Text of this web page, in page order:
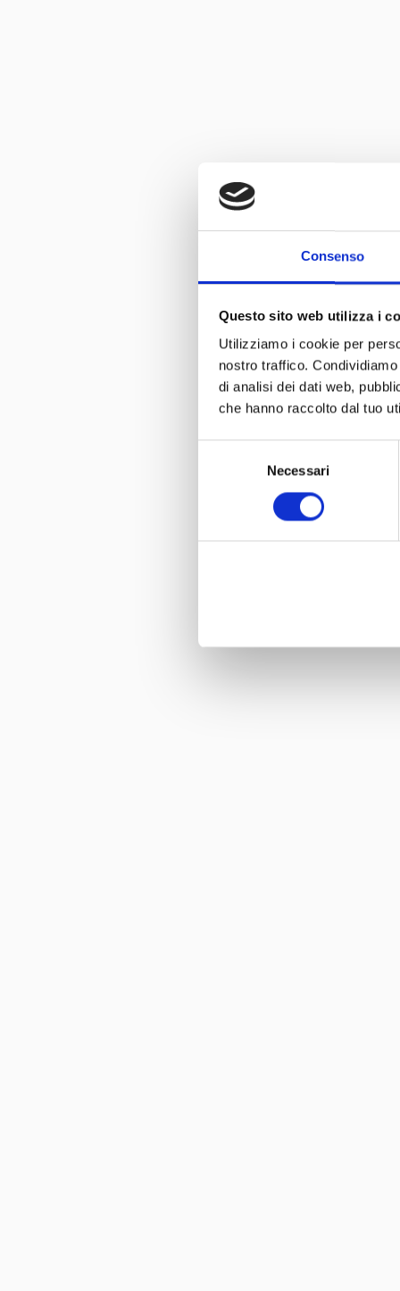
Consenso
Questo sito web utilizza i
Utilizziamo i cookie per
nostro traffico.
di analisi dei dati web,
che hanno raccolto dal tuo
Necessari